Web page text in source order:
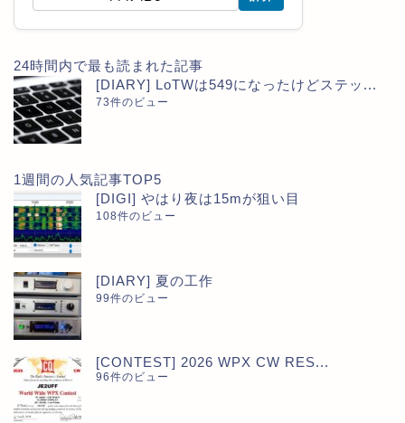
24時間内で最も読まれた記事
[DIARY] LoTWは549になったけどステッ...
73件のビュー
1週間の人気記事TOP5
[DIGI] やはり夜は15mが狙い目
108件のビュー
[DIARY] 夏の工作
99件のビュー
[CONTEST] 2026 WPX CW RES...
96件のビュー